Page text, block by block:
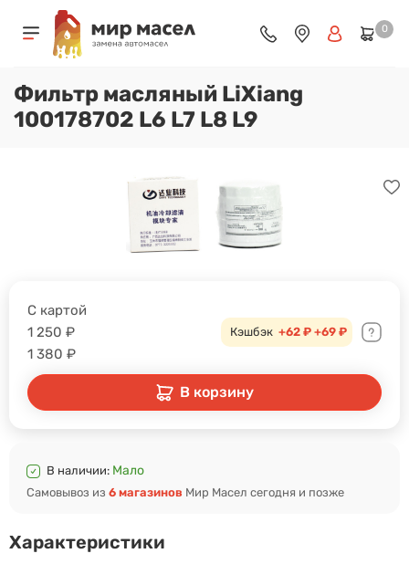
0
Фильтр масляный LiXiang
100178702 L6 L7 L8 L9
Характеристики
С картой
1 250 ₽
1 380 ₽
Кэшбэк +62 ₽ +69 ₽
В корзину
В наличии: Мало
Самовывоз из 6 магазинов Мир Масел сегодня и позже